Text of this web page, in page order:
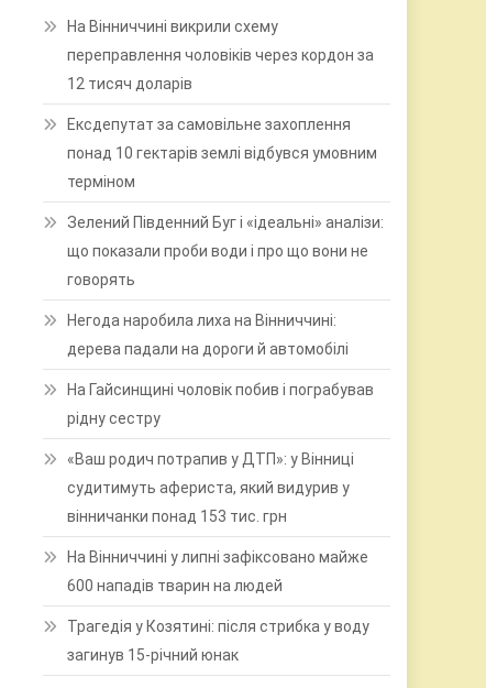
На Вінниччині викрили схему
переправлення чоловіків через кордон за
12 тисяч доларів
Ексдепутат за самовільне захоплення
понад 10 гектарів землі відбувся умовним
терміном
Зелений Південний Буг і «ідеальні» аналізи:
що показали проби води і про що вони не
говорять
Негода наробила лиха на Вінниччині:
дерева падали на дороги й автомобілі
На Гайсинщині чоловік побив і пограбував
рідну сестру
«Ваш родич потрапив у ДТП»: у Вінниці
судитимуть афериста, який видурив у
вінничанки понад 153 тис. грн
На Вінниччині у липні зафіксовано майже
600 нападів тварин на людей
Трагедія у Козятині: після стрибка у воду
загинув 15-річний юнак